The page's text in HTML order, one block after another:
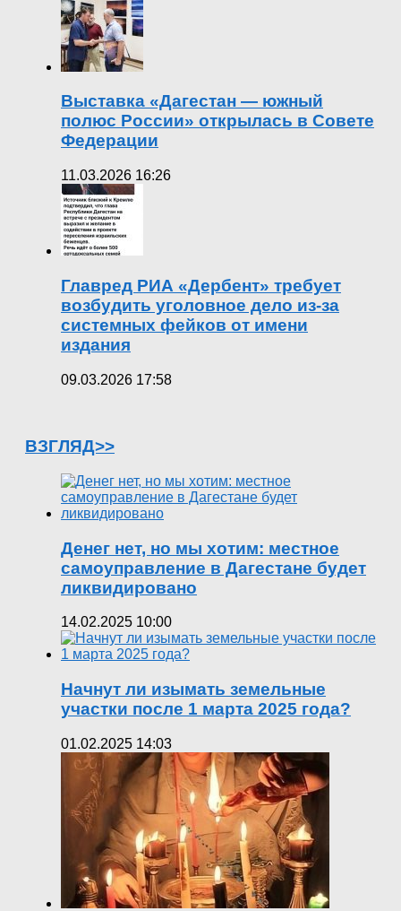
Выставка «Дагестан — южный
полюс России» открылась в Совете
Федерации
11.03.2026 16:26
Главред РИА «Дербент» требует
возбудить уголовное дело из-за
системных фейков от имени
издания
09.03.2026 17:58
ВЗГЛЯД>>
Денег нет, но мы хотим: местное
самоуправление в Дагестане будет
ликвидировано
14.02.2025 10:00
Начнут ли изымать земельные
участки после 1 марта 2025 года?
01.02.2025 14:03